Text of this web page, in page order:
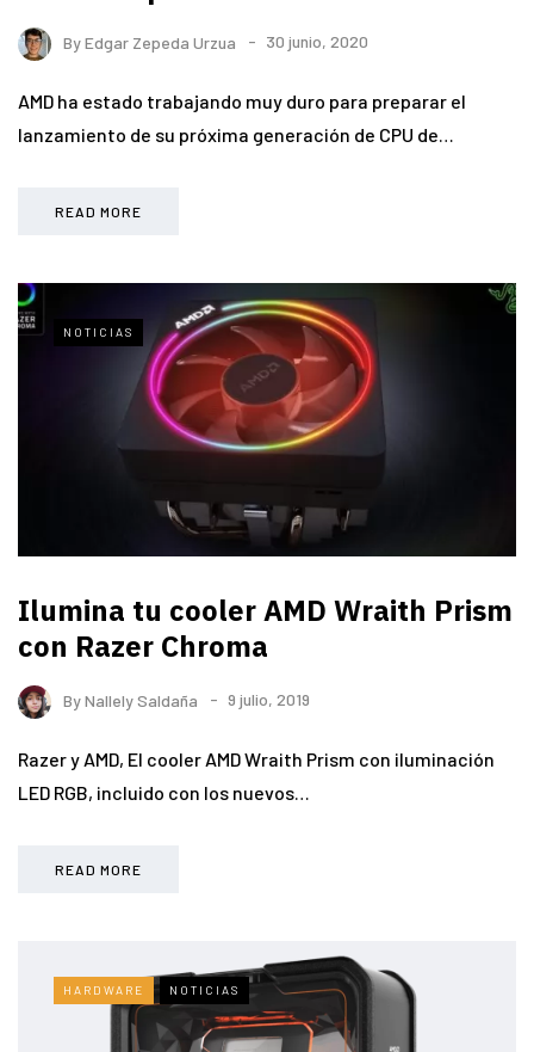
ByEdgar Zepeda Urzua 30 junio, 2020
AMD ha estado trabajando muy duro para preparar el
lanzamiento de su próxima generación de CPU de…
READ MORE
NOTICIAS
Ilumina tu cooler AMD Wraith Prism
con Razer Chroma
ByNallely Saldaña 9 julio, 2019
Razer y AMD, El cooler AMD Wraith Prism con iluminación
LED RGB, incluido con los nuevos…
READ MORE
HARDWARE NOTICIAS